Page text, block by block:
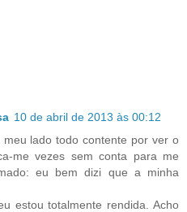
10 de abril de 2013 às 00:12
lado todo contente por ver o
me vezes sem conta para me
eu bem dizi que a minha
estou totalmente rendida. Acho